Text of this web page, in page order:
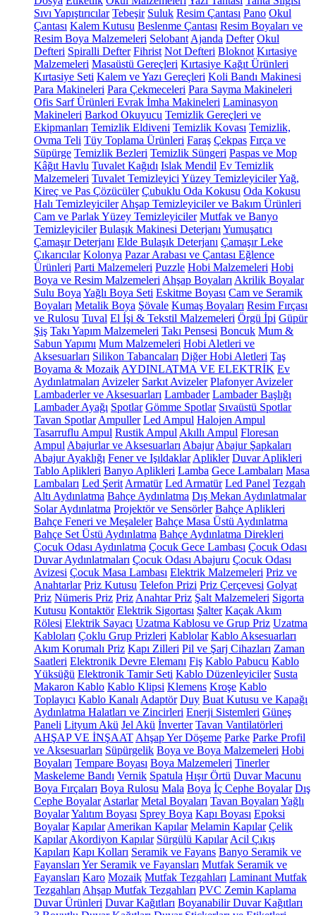
Sıvı Yapıştırıcılar Tebeşir Suluk Resim Çantası Pano Okul
Çantası Kalem Kutusu Beslenme Çantası Resim Boyaları ve
Resim Boya Malzemeleri Selobant Ajanda Defter Okul
Defteri Spiralli Defter Fihrist Not Defteri Bloknot Kırtasiye
Malzemeleri Masaüstü Gereçleri Kırtasiye Kağıt Ürünleri
Kırtasiye Seti Kalem ve Yazı Gereçleri Koli Bandı Makinesi
Para Makineleri Para Çekmeceleri Para Sayma Makineleri
Ofis Sarf Ürünleri Evrak İmha Makineleri Laminasyon
Makineleri Barkod Okuyucu Temizlik Gereçleri ve
Ekipmanları Temizlik Eldiveni Temizlik Kovası Temizlik,
Ovma Teli Tüy Toplama Ürünleri Faraş Çekpas Fırça ve
Süpürge Temizlik Bezleri Temizlik Süngeri Paspas ve Mop
Kâğıt Havlu Tuvalet Kağıdı Islak Mendil Ev Temizlik
Malzemeleri Tuvalet Temizleyici Yüzey TemizleyicilerYağ,
Kireç ve Pas Çözücüler Çubuklu Oda Kokusu Oda Kokusu
Halı Temizleyiciler Ahşap Temizleyiciler ve Bakım Ürünleri
Cam ve Parlak Yüzey Temizleyiciler Mutfak ve Banyo
Temizleyiciler Bulaşık Makinesi Deterjanı Yumuşatıcı
Çamaşır Deterjanı Elde Bulaşık Deterjanı Çamaşır Leke
Çıkarıcılar Kolonya Pazar Arabası ve Çantası Eğlence
Ürünleri Parti Malzemeleri Puzzle Hobi Malzemeleri Hobi
Boya ve Resim Malzemeleri Ahşap Boyaları Akrilik Boyalar
Sulu Boya Yağlı Boya Seti Eskitme Boyası Cam ve Seramik
Boyaları Metalik Boya Şövale Kumaş Boyaları Resim Fırçası
ve Rulosu Tuval El İşi & Tekstil Malzemeleri Örgü İpi Güpür
Şiş Takı Yapım Malzemeleri Takı Pensesi Boncuk Mum &
Sabun Yapımı Mum Malzemeleri Hobi Aletleri ve
Aksesuarları Silikon Tabancaları Diğer Hobi Aletleri Taş
Boyama & Mozaik AYDINLATMA VE ELEKTRİK Ev
Aydınlatmaları Avizeler Sarkıt Avizeler Plafonyer Avizeler
Lambaderler ve Aksesuarları Lambader Lambader Başlığı
Lambader Ayağı Spotlar Gömme Spotlar Sıvaüstü Spotlar
Tavan Spotlar Ampuller Led Ampul Halojen Ampul
Tasarruflu Ampul Rustik Ampul Akıllı Ampul Floresan
Ampul Abajurlar ve Aksesuarları Abajur Abajur Şapkaları
Abajur Ayaklığı Fener ve Işıldaklar Aplikler Duvar Aplikleri
Tablo Aplikleri Banyo Aplikleri Lamba Gece Lambaları Masa
Lambaları Led Şerit Armatür Led Armatür Led Panel Tezgah
Altı Aydınlatma Bahçe Aydınlatma Dış Mekan Aydınlatmalar
Solar Aydınlatma Projektör ve Sensörler Bahçe Aplikleri
Bahçe Feneri ve Meşaleler Bahçe Masa Üstü Aydınlatma
Bahçe Set Üstü Aydınlatma Bahçe Aydınlatma Direkleri
Çocuk Odası Aydınlatma Çocuk Gece Lambası Çocuk Odası
Duvar Aydınlatmaları Çocuk Odası Abajuru Çocuk Odası
Avizesi Çocuk Masa Lambası Elektrik Malzemeleri Priz ve
Anahtarlar Priz Kutusu Telefon Prizi Priz Çerçevesi Golyat
Priz Nümeris Priz Priz Anahtar Priz Şalt Malzemeleri Sigorta
Kutusu Kontaktör Elektrik Sigortası Şalter Kaçak Akım
Rölesi Elektrik Sayacı Uzatma Kablosu ve Grup Priz Uzatma
Kabloları Çoklu Grup Prizleri Kablolar Kablo Aksesuarları
Akım Korumalı Priz Kapı Zilleri Pil ve Şarj Cihazları Zaman
Saatleri Elektronik Devre Elemanı Fiş Kablo Pabucu Kablo
Yüksüğü Elektronik Tamir Seti Kablo Düzenleyiciler Susta
Makaron Kablo Kablo Klipsi Klemens Kroşe Kablo
Toplayıcı Kablo Kanalı Adaptör Duy Buat Kutusu ve Kapağı
Aydınlatma Halatları ve Zincirleri Enerji Sistemleri Güneş
Paneli Lityum Akü Jel Akü İnverter Tavan Vantilatörleri
AHŞAP VE İNŞAAT Ahşap Yer Döşeme Parke Parke Profil
ve Aksesuarları Süpürgelik Boya ve Boya Malzemeleri Hobi
Boyaları Tempare Boyası Boya Malzemeleri Tinerler
Maskeleme Bandı Vernik Spatula Hışır Örtü Duvar Macunu
Boya Fırçaları Boya Rulosu Mala Boya İç Cephe Boyalar Dış
Cephe Boyalar Astarlar Metal Boyaları Tavan Boyaları Yağlı
BoyalarYalıtım Boyası Sprey Boya Kapı Boyası Epoksi
Boyalar Kapılar Amerikan Kapılar Melamin Kapılar Çelik
Kapılar Akordiyon Kapılar Sürgülü Kapılar Acil Çıkış
Kapıları Kapı Kolları Seramik ve Fayans Banyo Seramik ve
Fayansları Yer Seramik ve Fayansları Mutfak Seramik ve
Fayansları Karo Mozaik Mutfak Tezgahları Laminant Mutfak
Tezgahları Ahşap Mutfak Tezgahları PVC Zemin Kaplama
Duvar Ürünleri Duvar Kağıtları Boyanabilir Duvar Kağıtları